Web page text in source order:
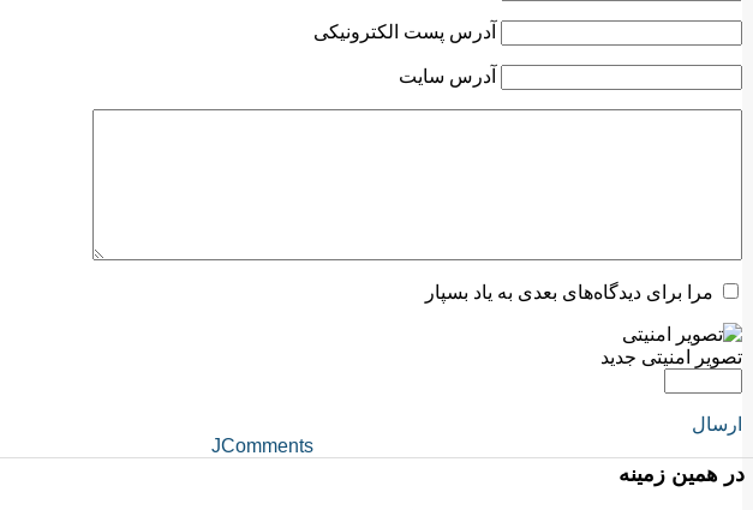
آدرس پست الکترونیکی
آدرس سایت
مرا برای دیدگاه‌های بعدی به یاد بسپار
تصویر امنیتی جدید
ارسال
JComments
در همین زمینه